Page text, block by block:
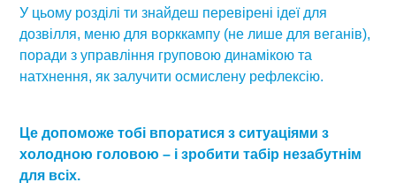
У цьому розділі ти знайдеш перевірені ідеї для
дозвілля, меню для ворккампу (не лише для веганів),
поради з управління груповою динамікою та
натхнення, як залучити осмислену рефлексію.
Це допоможе тобі впоратися з ситуаціями з
холодною головою – і зробити табір незабутнім
для всіх.